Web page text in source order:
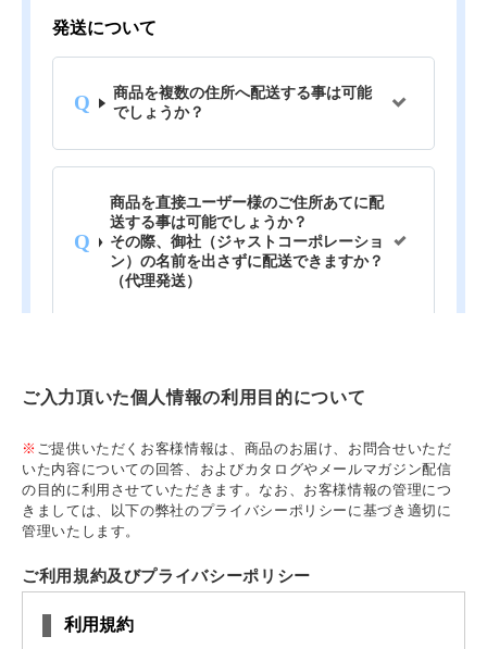
ご入力頂いた個人情報の利用目的について
※ ご提供いただくお客様情報は、商品のお届け、お問合せいただ
いた内容についての回答、およびカタログやメールマガジン配信
の目的に利用させていただきます。なお、お客様情報の管理につ
きましては、以下の弊社のプライバシーポリシーに基づき適切に
管理いたします。
ご利用規約及びプライバシーポリシー